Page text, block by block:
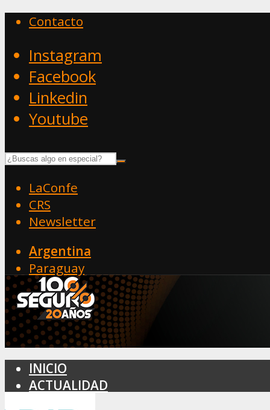
Contacto
Instagram
Facebook
Linkedin
Youtube
LaConfe
CRS
Newsletter
Argentina
Paraguay
INICIO
ACTUALIDAD